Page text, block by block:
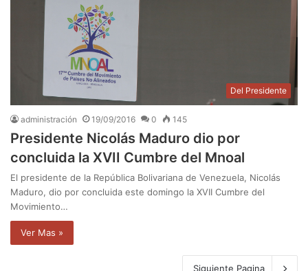
Del Presidente
administración 19/09/2016 0 145
Presidente Nicolás Maduro dio por
concluida la XVII Cumbre del Mnoal
El presidente de la República Bolivariana de Venezuela, Nicolás
Maduro, dio por concluida este domingo la XVII Cumbre del
Movimiento…
Ver Mas »
Siguiente Pagina